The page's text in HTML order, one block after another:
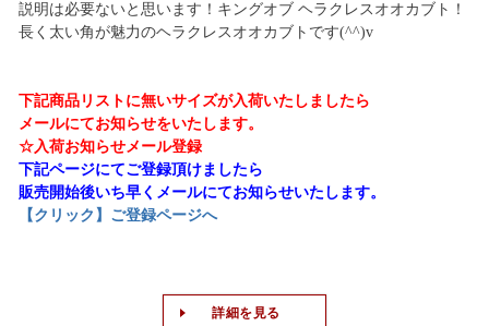
説明は必要ないと思います！キングオブ ヘラクレスオオカブト！
長く太い角が魅力のヘラクレスオオカブトです(^^)v
下記商品リストに無いサイズが入荷いたしましたら
メールにてお知らせをいたします。
☆入荷お知らせメール登録
下記ページにてご登録頂けましたら
販売開始後いち早くメールにてお知らせいたします。
【クリック】ご登録ページへ
詳細を見る